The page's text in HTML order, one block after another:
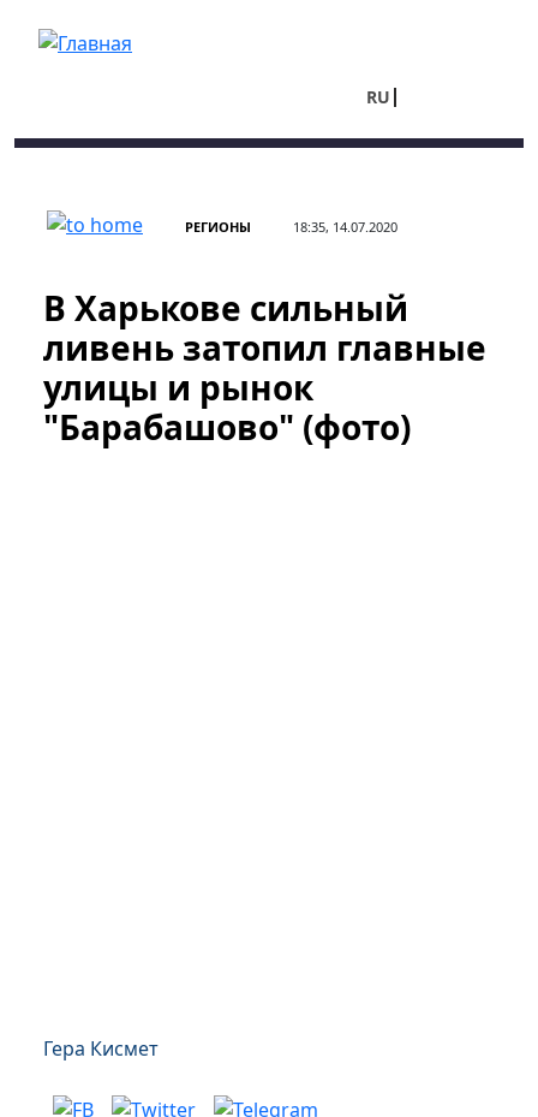
RU
РЕГИОНЫ 18:35, 14.07.2020
В Харькове сильный
ливень затопил главные
улицы и рынок
"Барабашово" (фото)
Гера Кисмет